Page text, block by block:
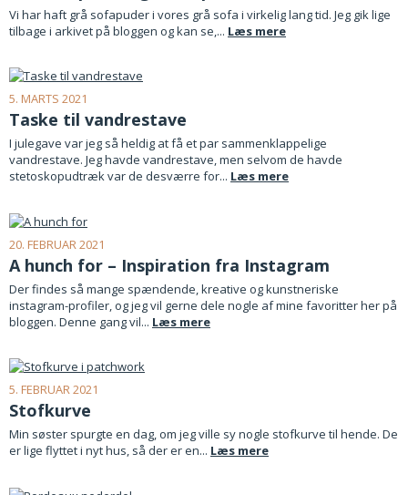
Vi har haft grå sofapuder i vores grå sofa i virkelig lang tid. Jeg gik lige
tilbage i arkivet på bloggen og kan se,... Læs mere
5. MARTS 2021
Taske til vandrestave
I julegave var jeg så heldig at få et par sammenklappelige
vandrestave. Jeg havde vandrestave, men selvom de havde
stetoskopudtræk var de desværre for... Læs mere
20. FEBRUAR 2021
A hunch for – Inspiration fra Instagram
Der findes så mange spændende, kreative og kunstneriske
instagram-profiler, og jeg vil gerne dele nogle af mine favoritter her på
bloggen. Denne gang vil... Læs mere
5. FEBRUAR 2021
Stofkurve
Min søster spurgte en dag, om jeg ville sy nogle stofkurve til hende. De
er lige flyttet i nyt hus, så der er en... Læs mere